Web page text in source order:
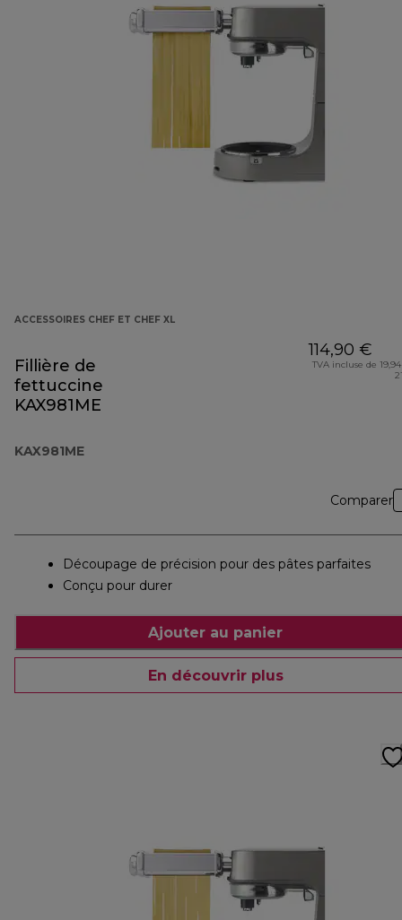
ACCESSOIRES CHEF ET CHEF XL
Fillière de
fettuccine
KAX981ME
KAX981ME
114,90 €
TVA incluse de
Comparer
Découpage de précision pour des pâtes parfaites
Conçu pour durer
Ajouter au panier
En découvrir plus